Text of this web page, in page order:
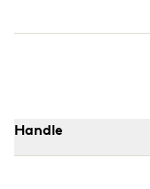
Handle